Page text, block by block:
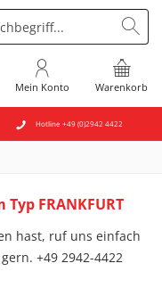
Hotline +49 (0)2942 4422
Warenkorb
Mein Konto
FRANKFURT
hast, ruf uns einfach
+49 2942-4422